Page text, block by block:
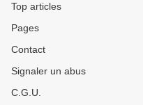
Top articles
Pages
Contact
Signaler un abus
C.G.U.